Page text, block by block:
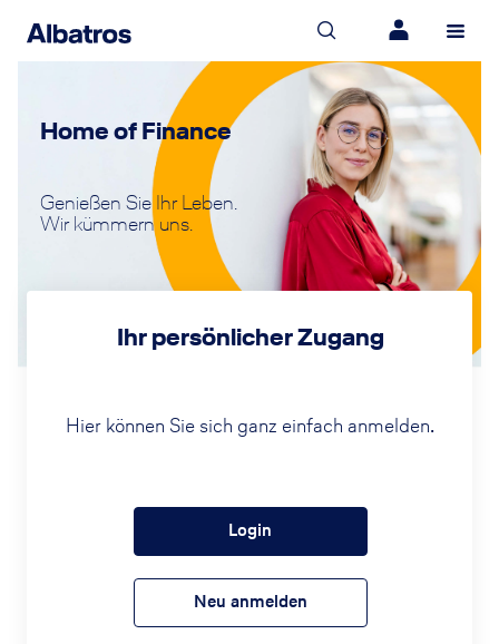
Home of Finance
Genießen Sie Ihr Leben.
Wir kümmern uns.
Ihr persönlicher Zugang
Hier können Sie sich ganz einfach anmelden.
Login
Neu anmelden